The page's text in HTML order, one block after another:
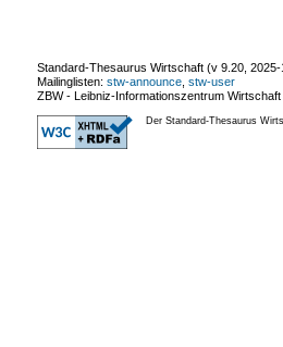
Standard-Thesaurus Wirtschaft (v 9.20
Mailinglisten: stw-announce stw-user
ZBW - Leibniz-Informationszentrum Wirtschaft
Der Standard-Thesaurus